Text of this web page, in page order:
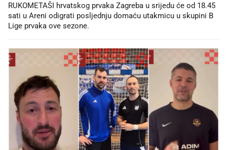
RUKOMETAŠI hrvatskog prvaka Zagreba u srijedu će od 18.45
sati u Areni odigrati posljednju domaću utakmicu u skupini B
Lige prvaka ove sezone.